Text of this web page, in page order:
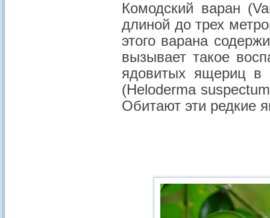
Комодский варан
длиной до трех
этого варана
вызывает такое
ядовитых ящериц
(Heloderma
Обитают эти редкие